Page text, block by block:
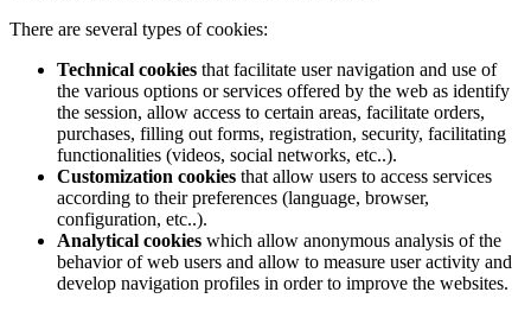
There are several types of cookies:
Technical cookies that facilitate user navigation and use of
the various options or services offered by the web as identify
the session, allow access to certain areas, facilitate orders,
purchases, filling out forms, registration, security, facilitating
functionalities (videos, social networks, etc..).
Customization cookies that allow users to access services
according to their preferences (language, browser,
configuration, etc..).
Analytical cookies which allow anonymous analysis of the
behavior of web users and allow to measure user activity and
develop navigation profiles in order to improve the websites.